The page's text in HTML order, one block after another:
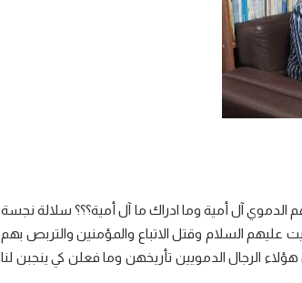
الدموي آل أمية وما ادراك ما آل أمية؟؟؟ سلالة نجسة
السلام وقتل الاتباع والمؤمنين والتربص بهم
الرجال الدمويين تأريخهن وما فعلن كي ينجبن لنا